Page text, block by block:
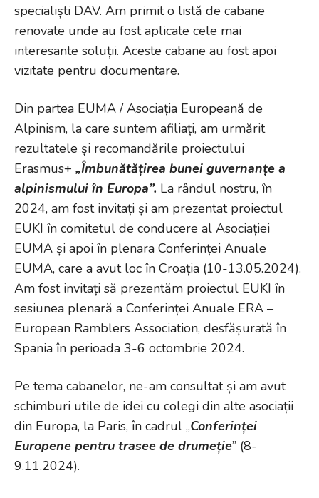
specialiști DAV. Am primit o listă de cabane
renovate unde au fost aplicate cele mai
interesante soluții. Aceste cabane au fost apoi
vizitate pentru documentare.
Din partea EUMA / Asociația Europeană de
Alpinism, la care suntem afiliați, am urmărit
rezultatele și recomandările proiectului
Erasmus+ „Îmbunătățirea bunei guvernanțe a
alpinismului în Europa”. La rândul nostru, în
2024, am fost invitați și am prezentat proiectul
EUKI în comitetul de conducere al Asociației
EUMA și apoi în plenara Conferinței Anuale
EUMA, care a avut loc în Croația (10-13.05.2024).
Am fost invitați să prezentăm proiectul EUKI în
sesiunea plenară a Conferinței Anuale ERA –
European Ramblers Association, desfășurată în
Spania în perioada 3-6 octombrie 2024.
Pe tema cabanelor, ne-am consultat și am avut
schimburi utile de idei cu colegi din alte asociații
din Europa, la Paris, în cadrul „Conferinței
Europene pentru trasee de drumeție” (8-
9.11.2024).